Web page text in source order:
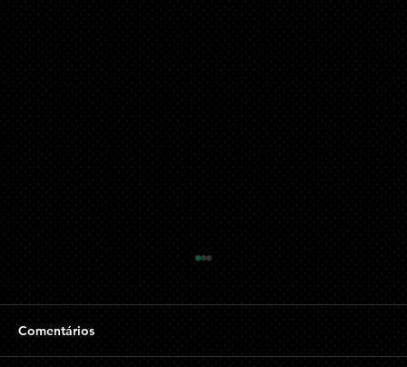
O estelionato, tipificado no artigo 171 do
Comentários